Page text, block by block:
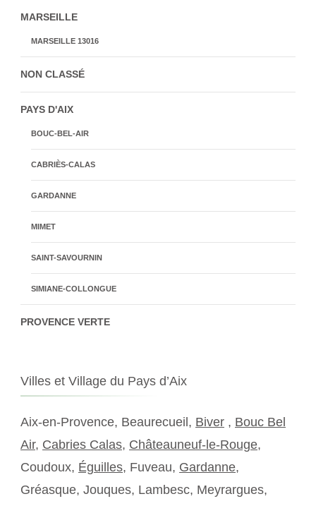
MARSEILLE
MARSEILLE 13016
NON CLASSÉ
PAYS D'AIX
BOUC-BEL-AIR
CABRIÈS-CALAS
GARDANNE
MIMET
SAINT-SAVOURNIN
SIMIANE-COLLONGUE
PROVENCE VERTE
Villes et Village du Pays d’Aix
Aix-en-Provence, Beaurecueil, Biver , Bouc Bel
Air, Cabries Calas, Châteauneuf-le-Rouge,
Coudoux, Éguilles, Fuveau, Gardanne,
Gréasque, Jouques, Lambesc, Meyrargues,